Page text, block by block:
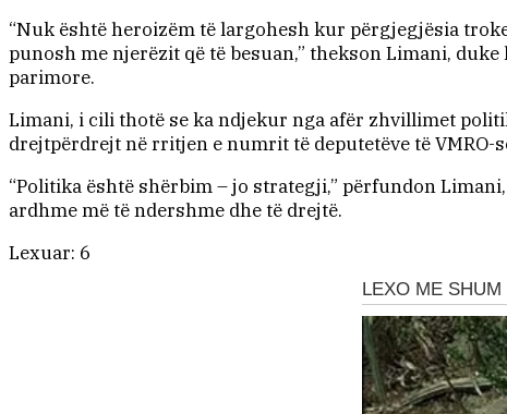
“Nuk është heroizëm të largohesh kur përgjegjësia
punosh me njerëzit që të besuan,” thekson Limani,
parimore.
Limani, i cili thotë se ka ndjekur nga afër zhvillimet
drejtpërdrejt në rritjen e numrit të deputetëve të
“Politika është shërbim – jo strategji,” përfundon
ardhme më të ndershme dhe të drejtë.
Lexuar: 6